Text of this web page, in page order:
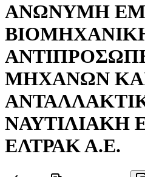
ΑΝΩΝΥΜΗ
ΜΗΧΑΝΩΝ
ΝΑΥΤΙΛΙΑΚΗ
ΕΛΤΡΑΚ Α.Ε.